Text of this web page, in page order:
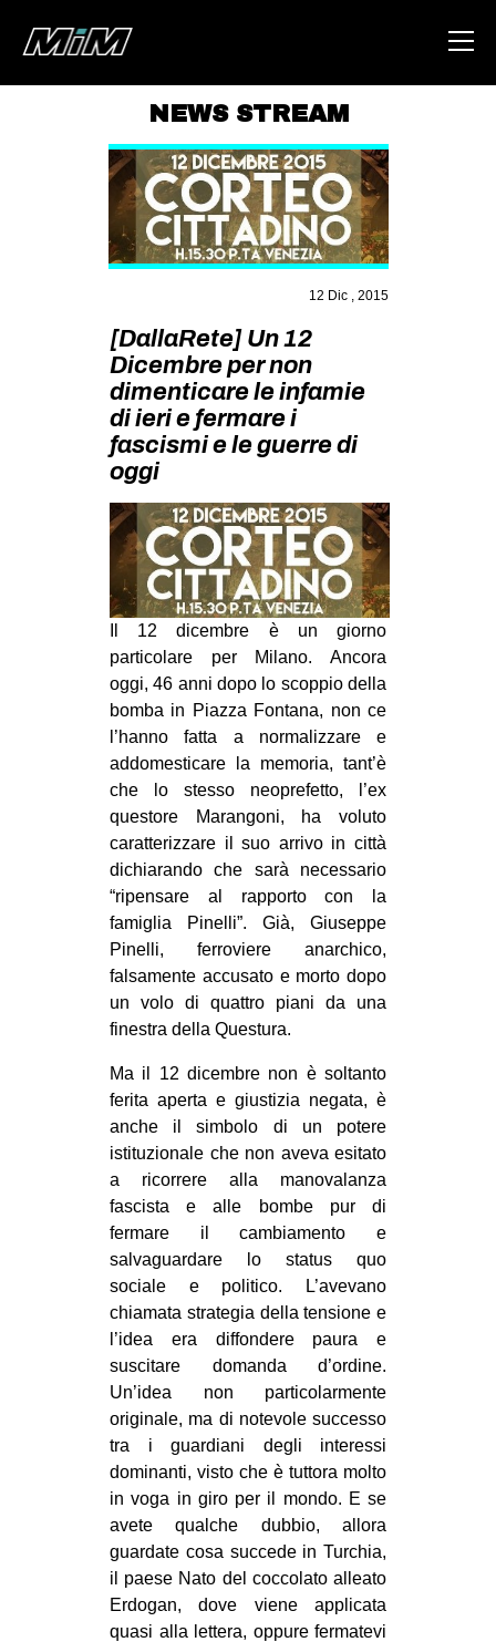
ABOUT
AREA
CSOA LAMBRETTA
MSM
STUDENTI TSUNAMI
MILANO
MOBILITAZIONI
SPAZI
SPORT POPOLARE
MOVIMENTI
AMBIENTE
ANTIFASCISMO
DIRITTO ALL’ABITARE
GENERI
PRECARIATO
REPRESSIONE
STUDENTI
CULTURE
CINEMA
MANIFESTI
MUSICA
RECENSIONI
AFRICA
AMERICHE
ESTREMO ORIENTE
EUROPA
MEDIO ORIENTE
MONDO
EVENTI
Fb
NEWS STREAM
12 Dic , 2015
[DallaRete] Un 12
Dicembre per non
dimenticare le infamie
di ieri e fermare i
fascismi e le guerre di
oggi
Il 12 dicembre è un giorno
particolare per Milano. Ancora
oggi, 46 anni dopo lo scoppio della
bomba in Piazza Fontana, non ce
l’hanno fatta a normalizzare e
addomesticare la memoria, tant’è
che lo stesso neoprefetto, l’ex
questore Marangoni, ha voluto
caratterizzare il suo arrivo in città
dichiarando che sarà necessario
“ripensare al rapporto con la
famiglia Pinelli”. Già, Giuseppe
Pinelli, ferroviere anarchico,
falsamente accusato e morto dopo
un volo di quattro piani da una
finestra della Questura.
Ma il 12 dicembre non è soltanto
ferita aperta e giustizia negata, è
anche il simbolo di un potere
istituzionale che non aveva esitato
a ricorrere alla manovalanza
fascista e alle bombe pur di
fermare il cambiamento e
salvaguardare lo status quo
sociale e politico. L’avevano
chiamata strategia della tensione e
l’idea era diffondere paura e
suscitare domanda d’ordine.
Un’idea non particolarmente
originale, ma di notevole successo
tra i guardiani degli interessi
dominanti, visto che è tuttora molto
in voga in giro per il mondo. E se
avete qualche dubbio, allora
guardate cosa succede in Turchia,
il paese Nato del coccolato alleato
Erdogan, dove viene applicata
quasi alla lettera, oppure fermatevi